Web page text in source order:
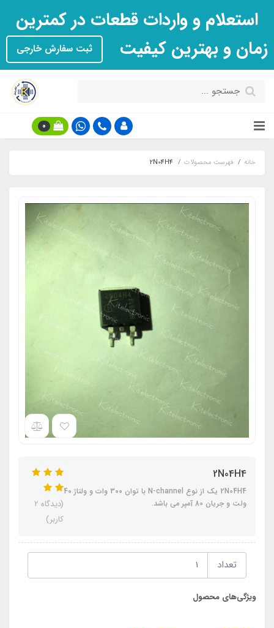
استعلام و واردات قطعات در کمترین
زمان و بهترین کیفیت
ثبت سفارش خارجی
0
خانه فهرست محصولات 2N04H4
2N04H4
2N04H4 یک از نوع N-channel با توان 300 وات و ولتاژ 40
ولت و جریان 80 آمپر می باشد.
(دیدگاه 2
کاربر)
تعداد
ویژگی‌های محصول